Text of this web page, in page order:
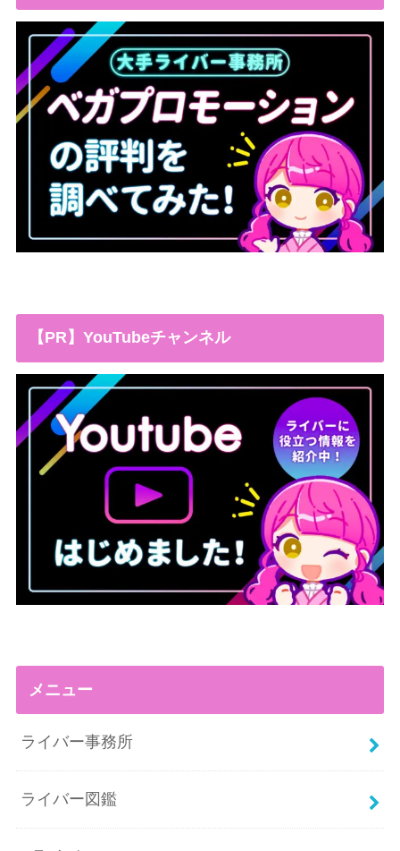
【PR】YouTubeチャンネル
メニュー
ライバー事務所
ライバー図鑑